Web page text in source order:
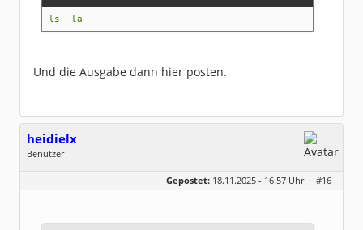
ls -la
Und die Ausgabe dann hier posten.
heidielx
Benutzer
Dabei seit:
11 / 2024
Gepostet: 18.11.2025 - 16:57 Uhr · #16